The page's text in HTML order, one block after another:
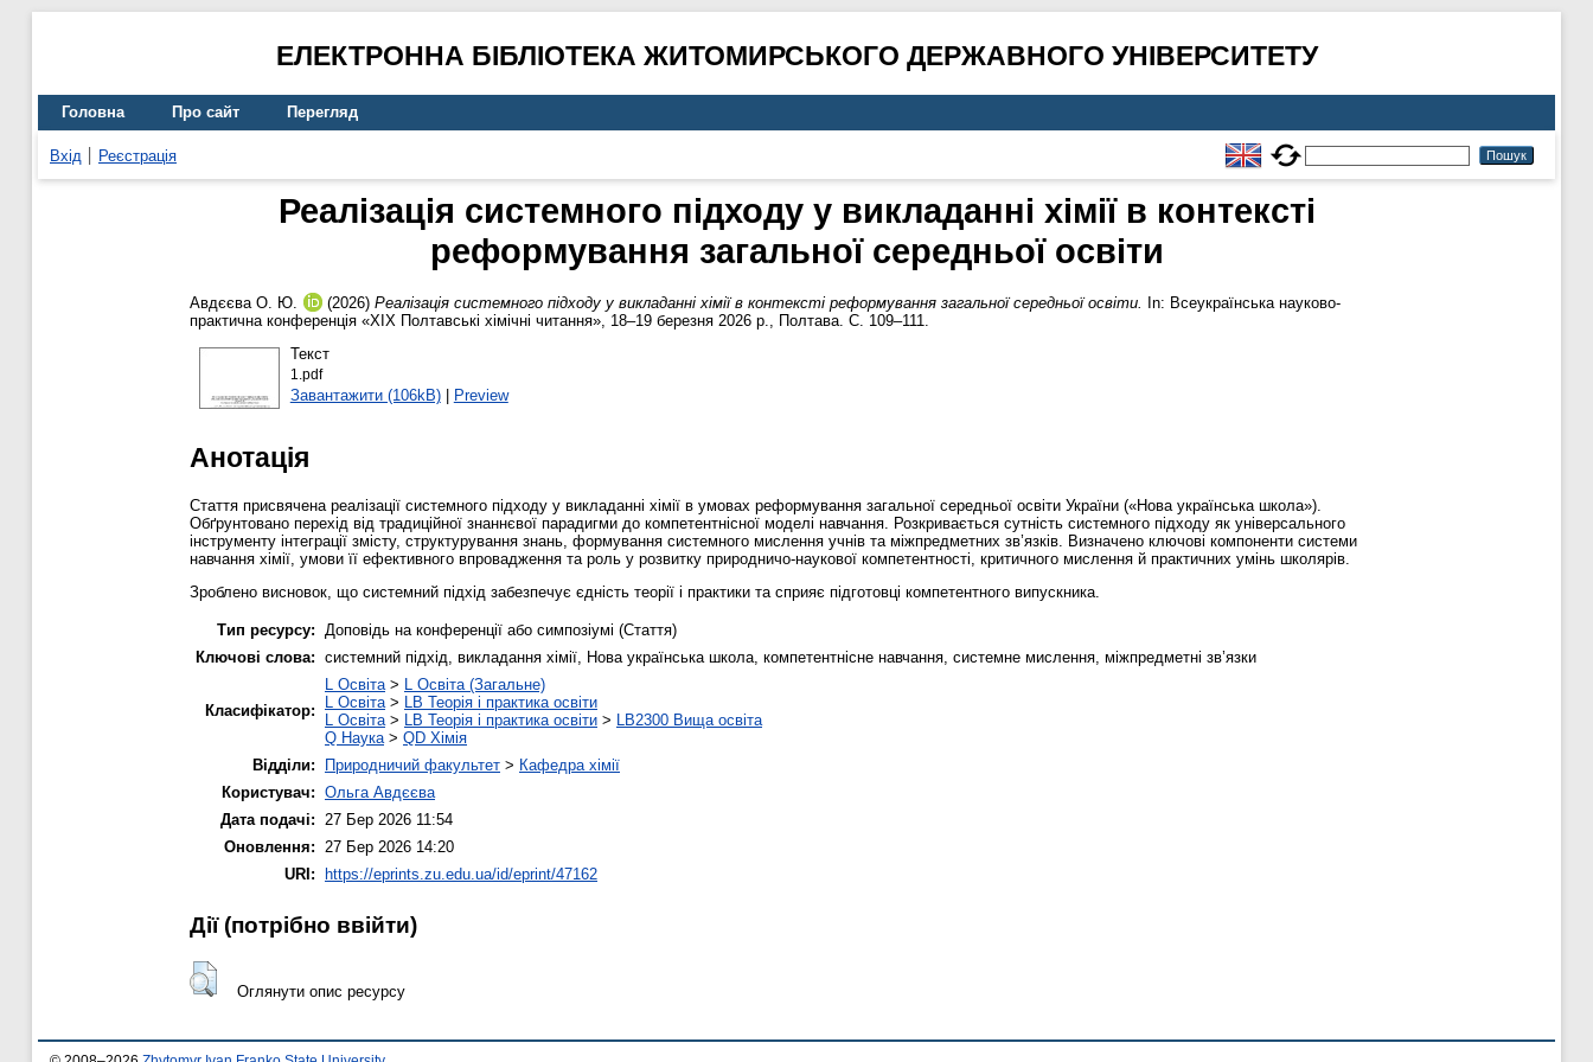
ЕЛЕКТРОННА БІБЛІОТЕКА ЖИТОМИРСЬКОГО ДЕРЖАВНОГО УНІВЕРСИТЕТУ
Головна Про сайт Перегляд
Вхід Реєстрація
Реалізація системного підходу у викладанні хімії в контексті
реформування загальної середньої освіти
Авдєєва О. Ю. (2026) Реалізація системного підходу у викладанні хімії в контексті реформування загальної середньої освіти.
In: Всеукраїнська науково-
практична конференція «ХІХ Полтавські хімічні читання», 18–19 березня 2026 р., Полтава. С. 109–111.
Текст
1.pdf
Завантажити (106kB)| Preview
Анотація
Стаття присвячена реалізації системного підходу у викладанні хімії в умовах реформування загальної середньої освіти України («Нова українська школа»).
Обґрунтовано перехід від традиційної знаннєвої парадигми до компетентнісної моделі навчання. Розкривається сутність системного підходу як універсального
інструменту інтеграції змісту, структурування знань, формування системного мислення учнів та міжпредметних зв’язків. Визначено ключові компоненти системи
навчання хімії, умови її ефективного впровадження та роль у розвитку природничо-наукової компетентності, критичного мислення й практичних умінь школярів.
Зроблено висновок, що системний підхід забезпечує єдність теорії і практики та сприяє підготовці компетентного випускника.
Тип ресурсу: Доповідь на конференції або симпозіумі (Стаття)
Ключові слова: системний підхід, викладання хімії, Нова українська школа, компетентнісне навчання, системне мислення, міжпредметні зв’язки
Класифікатор:
L Освіта> L Освіта (Загальне)
L Освіта> LB Теорія і практика освіти
L Освіта> LB Теорія і практика освіти > LB2300 Вища освіта
Q Наука> QD Хімія
Відділи:
Природничий факультет > Кафедра хімії
Користувач: Ольга Авдєєва
Дата подачі: 27 Бер 2026 11:54
Оновлення: 27 Бер 2026 14:20
URI:
https://eprints.zu.edu.ua/id/eprint/47162
Дії ​​(потрібно ввійти)
Оглянути опис ресурсу